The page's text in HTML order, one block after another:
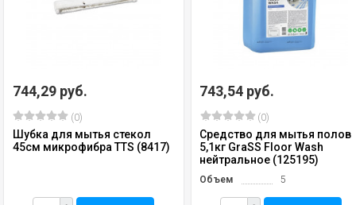
744,29 руб.
(0)
Шубка для мытья стекол
45см микрофибра TTS (8417)
743,54 руб.
(0)
Средство для мытья полов
5,1кг GraSS Floor Wash
нейтральное (125195)
Объем 5